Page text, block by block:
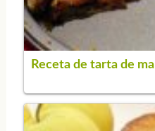
Receta de tarta de